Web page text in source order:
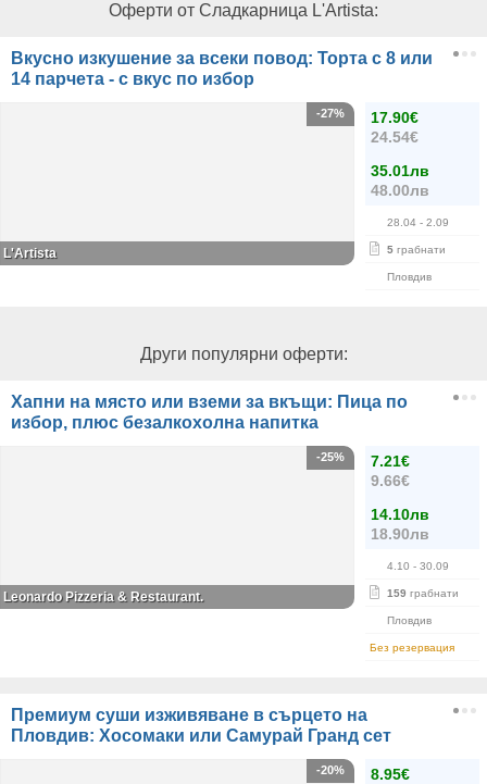
Оферти от Сладкарница L'Artista:
Вкусно изкушение за всеки повод: Торта с 8 или
14 парчета - с вкус по избор
17.90€
24.54€
35.01лв
48.00лв
28.04 - 2.09
5 грабнати
Пловдив
-27%
L'Artista
Други популярни оферти:
Хапни на място или вземи за вкъщи: Пица по
избор, плюс безалкохолна напитка
7.21€
9.66€
14.10лв
18.90лв
4.10 - 30.09
159 грабнати
Пловдив
Без резервация
-25%
Leonardo Pizzeria & Restaurant.
Премиум суши изживяване в сърцето на
Пловдив: Хосомаки или Самурай Гранд сет
8.95€
-20%